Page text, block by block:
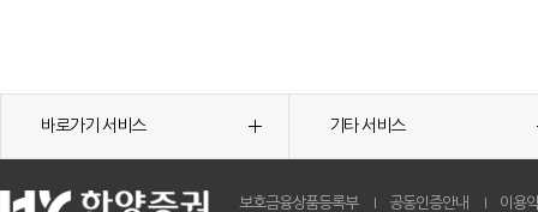
바로가기 서비스 기타 서비스
보호금융상품등록부 공동인증안내 이용